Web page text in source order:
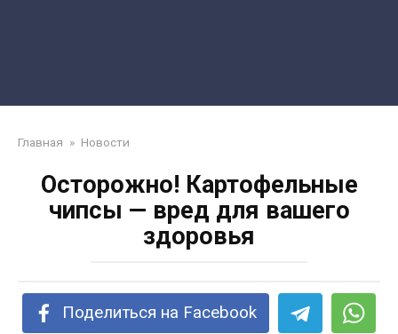
Главная » Новости
Осторожно! Картофельные
чипсы — вред для вашего
здоровья
Поделиться на Facebook